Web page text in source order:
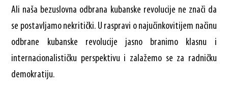
Ali naša bezuslovna odbrana kubanske revolucije ne znači da
se postavljamo nekritički. U raspravi o najučinkovitijem načinu
odbrane kubanske revolucije jasno branimo klasnu i
internacionalističku perspektivu i zalažemo se za radničku
demokratiju.